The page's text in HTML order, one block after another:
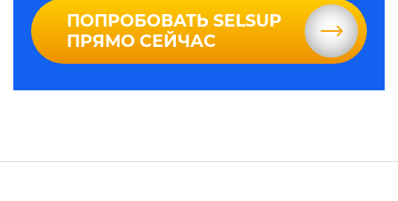
ПОПРОБОВАТЬ SELSUP
ПРЯМО СЕЙЧАС